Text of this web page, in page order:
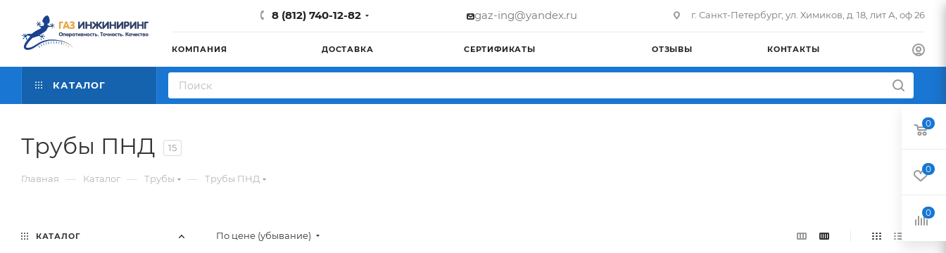
8 (812) 740-12-82 gaz-ing@yandex.ru г. Санкт-Петербург, ул. Химиков, д. 18, лит А, оф 26
КОМПАНИЯ ДОСТАВКА СЕРТИФИКАТЫ ОТЗЫВЫ КОНТАКТЫ
КАТАЛОГ
Трубы ПНД 15
Главная — Каталог — Трубы — Трубы ПНД
По цене (убывание)
КАТАЛОГ
0
0
0